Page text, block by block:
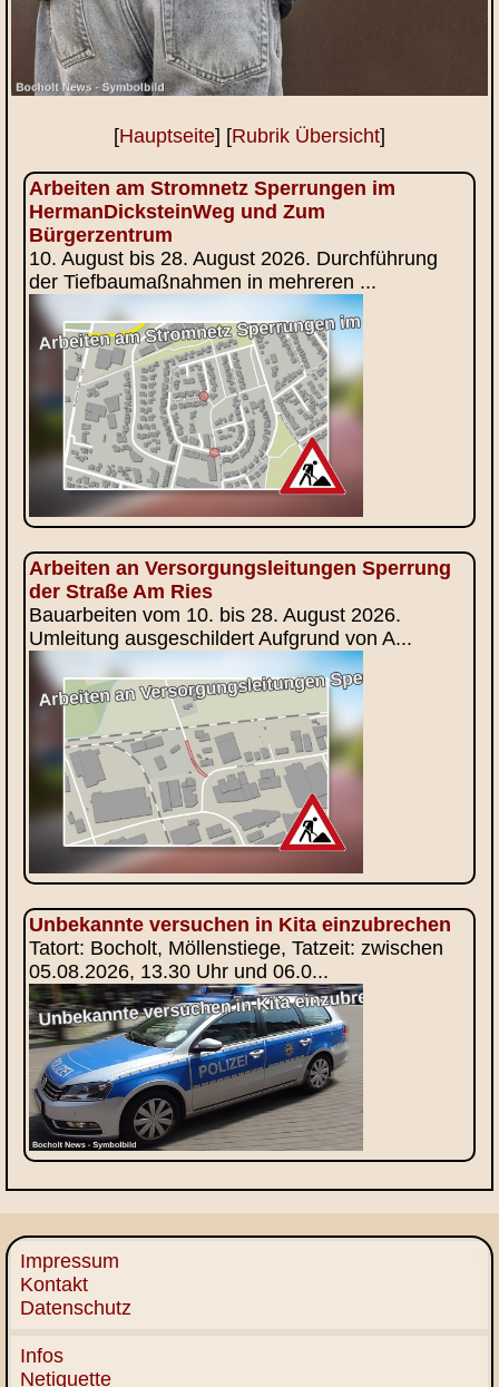
[Hauptseite] [Rubrik Übersicht]
Arbeiten am Stromnetz Sperrungen im
HermanDicksteinWeg und Zum
Bürgerzentrum
10. August bis 28. August 2026. Durchführung
der Tiefbaumaßnahmen in mehreren ...
Arbeiten an Versorgungsleitungen Sperrung
der Straße Am Ries
Bauarbeiten vom 10. bis 28. August 2026.
Umleitung ausgeschildert Aufgrund von A...
Unbekannte versuchen in Kita einzubrechen
Tatort: Bocholt, Möllenstiege, Tatzeit: zwischen
05.08.2026, 13.30 Uhr und 06.0...
Impressum
Kontakt
Datenschutz
Infos
Netiquette